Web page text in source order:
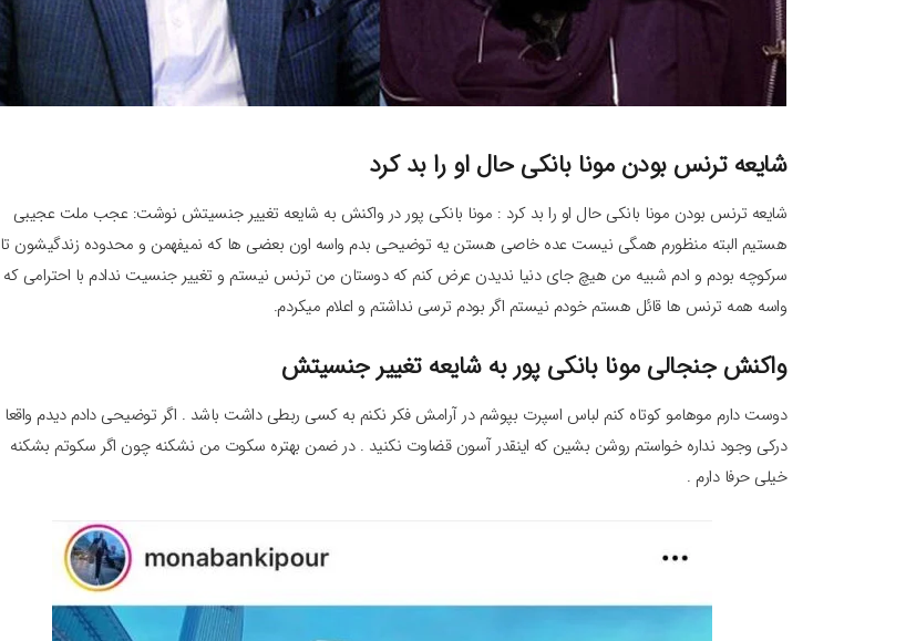
شایعه ترنس بودن مونا بانکی حال او را بد کرد
شایعه ترنس بودن مونا بانکی حال او را بد کرد : مونا بانکی پور در واکنش به شایعه تغییر جنسیتش نوشت: عجب ملت عجیبی
هستیم البته منظورم همگی نیست عده خاصی هستن یه توضیحی بدم واسه اون بعضی ها که نمیفهمن و محدوده زندگیشون تا
سرکوچه بودم و ادم شبیه من هیچ جای دنیا ندیدن عرض کنم که دوستان من ترنس نیستم و تغییر جنسیت ندادم با احترامی که
واسه همه ترنس ها قائل هستم خودم نیستم اگر بودم ترسی نداشتم و اعلام میکردم.
واکنش جنجالی مونا بانکی پور به شایعه تغییر جنسیتش
دوست دارم موهامو کوتاه کنم لباس اسپرت بپوشم در آرامش فکر نکنم به کسی ربطی داشت باشد . اگر توضیحی دادم دیدم واقعا
درکی وجود نداره خواستم روشن بشین که اینقدر آسون قضاوت نکنید . در ضمن بهتره سکوت من نشکنه چون اگر سکوتم بشکنه
خیلی حرفا دارم .